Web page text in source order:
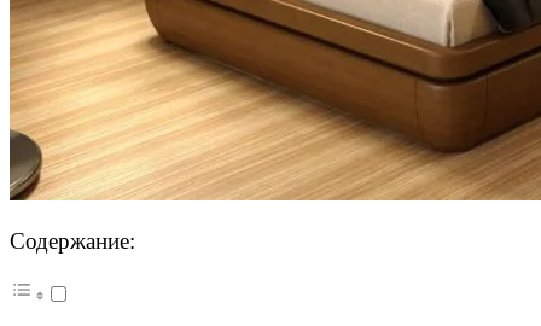
Содержание: